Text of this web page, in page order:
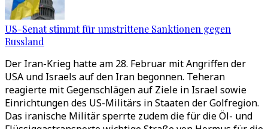
US-Senat stimmt für umstrittene Sanktionen gegen
Russland
Der Iran-Krieg hatte am 28. Februar mit Angriffen der
USA und Israels auf den Iran begonnen. Teheran
reagierte mit Gegenschlägen auf Ziele in Israel sowie
Einrichtungen des US-Militärs in Staaten der Golfregion.
Das iranische Militär sperrte zudem die für die Öl- und